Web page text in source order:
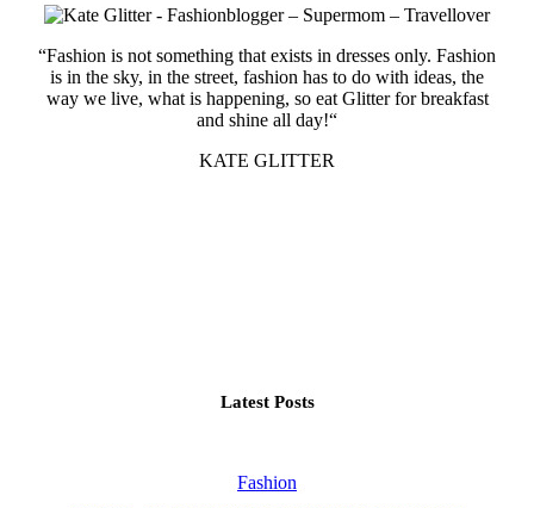
“Fashion is not something that exists in dresses only. Fashion
is in the sky, in the street, fashion has to do with ideas, the
way we live, what is happening, so eat Glitter for breakfast
and shine all day!“
KATE GLITTER
Latest Posts
Fashion